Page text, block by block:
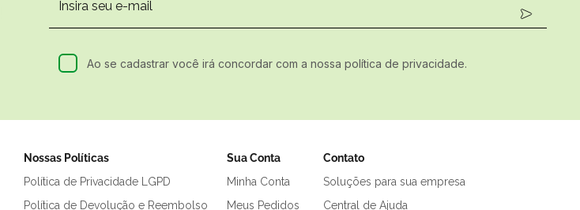
Ao se cadastrar você irá concordar com a nossa política de privacidade.
Nossas Políticas
Política de Privacidade LGPD
Política de Devolução e Reembolso
Sua Conta
Minha Conta
Meus Pedidos
Contato
Soluções para sua empresa
Central de Ajuda